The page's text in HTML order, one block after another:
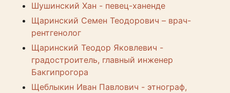
Шушинский Хан - певец-ханенде
Щаринский Семен Теодорович – врач-
рентгенолог
Щаринский Теодор Яковлевич -
градостроитель, главный инженер
Бакгипрогора
Щеблыкин Иван Павлович - этнограф,